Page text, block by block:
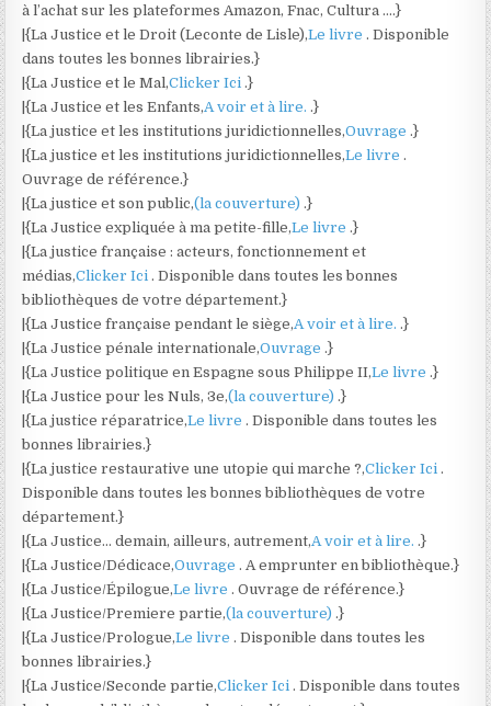
à l’achat sur les plateformes Amazon, Fnac, Cultura ….}
|{La Justice et le Droit (Leconte de Lisle),Le livre . Disponible
dans toutes les bonnes librairies.}
|{La Justice et le Mal,Clicker Ici .}
|{La Justice et les Enfants,A voir et à lire. .}
|{La justice et les institutions juridictionnelles,Ouvrage .}
|{La justice et les institutions juridictionnelles,Le livre .
Ouvrage de référence.}
|{La justice et son public,(la couverture) .}
|{La Justice expliquée à ma petite-fille,Le livre .}
|{La justice française : acteurs, fonctionnement et
médias,Clicker Ici . Disponible dans toutes les bonnes
bibliothèques de votre département.}
|{La Justice française pendant le siège,A voir et à lire. .}
|{La Justice pénale internationale,Ouvrage .}
|{La Justice politique en Espagne sous Philippe II,Le livre .}
|{La Justice pour les Nuls, 3e,(la couverture) .}
|{La justice réparatrice,Le livre . Disponible dans toutes les
bonnes librairies.}
|{La justice restaurative une utopie qui marche ?,Clicker Ici .
Disponible dans toutes les bonnes bibliothèques de votre
département.}
|{La Justice… demain, ailleurs, autrement,A voir et à lire. .}
|{La Justice/Dédicace,Ouvrage . A emprunter en bibliothèque.}
|{La Justice/Épilogue,Le livre . Ouvrage de référence.}
|{La Justice/Premiere partie,(la couverture) .}
|{La Justice/Prologue,Le livre . Disponible dans toutes les
bonnes librairies.}
|{La Justice/Seconde partie,Clicker Ici . Disponible dans toutes